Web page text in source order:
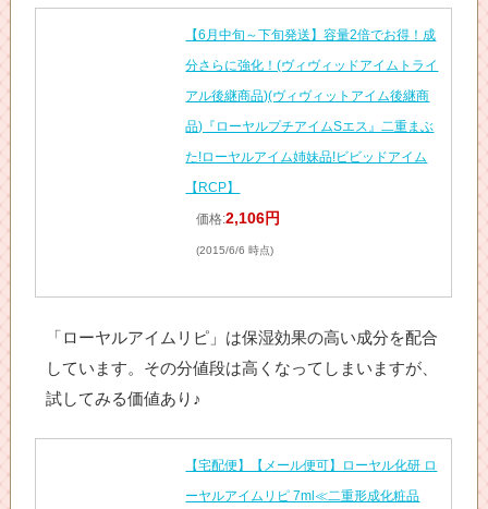
【6月中旬～下旬発送】容量2倍でお得！成
分さらに強化！(ヴィヴィッドアイムトライ
アル後継商品)(ヴィヴィットアイム後継商
品)『ローヤルプチアイムSエス』二重まぶ
た!ローヤルアイム姉妹品!ビビッドアイム
【RCP】
価格:2,106円
(2015/6/6 時点)
「ローヤルアイムリピ」は保湿効果の高い成分を配合
しています。その分値段は高くなってしまいますが、
試してみる価値あり♪
【宅配便】【メール便可】ローヤル化研 ロ
ーヤルアイムリピ 7ml≪二重形成化粧品